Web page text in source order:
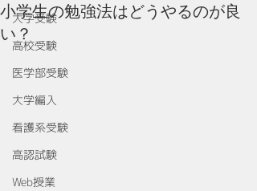
大学受験
高校受験
医学部受験
大学編入
看護系受験
高認試験
Web授業
小学生の勉強法はどうやるのが良
い？